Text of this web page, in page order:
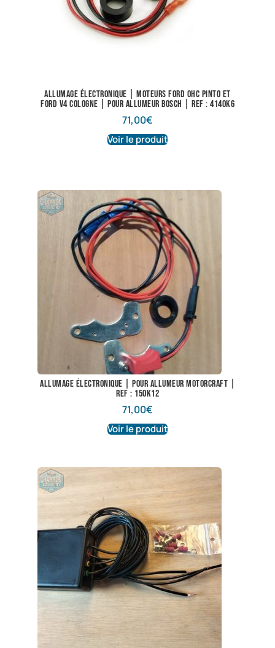
Allumage électronique | Moteurs Ford OHC Pinto et
Ford V4 Cologne | Pour allumeur Bosch | Ref : 4140K6
71,00€
Voir le produit
Allumage électronique | Pour allumeur Motorcraft |
Ref : 150K12
71,00€
Voir le produit